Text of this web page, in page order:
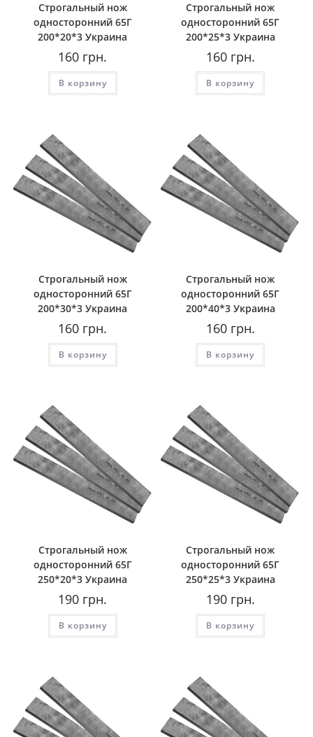
Строгальный нож
односторонний 65Г
200*20*3 Украина
160 грн.
В корзину
Строгальный нож
односторонний 65Г
200*25*3 Украина
160грн.
В корзину
Строгальный нож
односторонний 65Г
200*30*3 Украина
160 грн.
В корзину
Строгальный нож
односторонний 65Г
200*40*3 Украина
160грн.
В корзину
Строгальный нож
односторонний 65Г
250*20*3 Украина
190 грн.
В корзину
Строгальный нож
односторонний 65Г
250*25*3 Украина
190грн.
В корзину